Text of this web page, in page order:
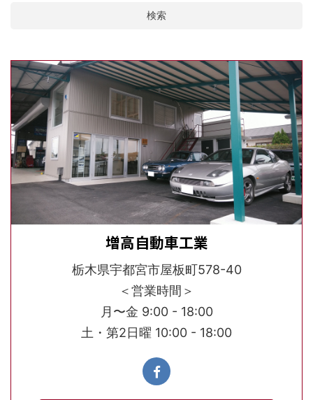
検索
増高自動車工業
栃木県宇都宮市屋板町578-40
＜営業時間＞
月〜金 9:00 - 18:00
土・第2日曜 10:00 - 18:00